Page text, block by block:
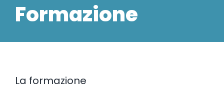
Formazione
La formazione